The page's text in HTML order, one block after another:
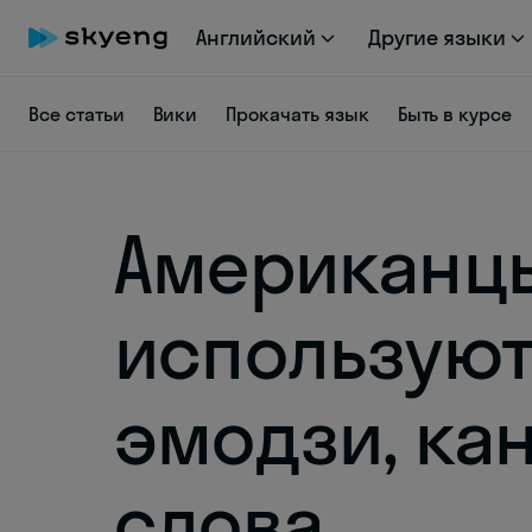
Английский Другие языки
Все статьи Вики Прокачать язык Быть в курсе
эмодзи,